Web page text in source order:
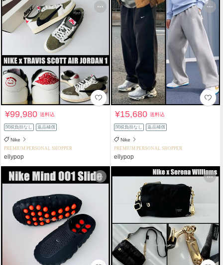
¥99,980送料込
関税負担なし 返品補償
Nike
PREMIUM PERSONAL SHOPPER
ellypop
¥15,680送料込
関税負担なし 返品補償
Nike
PREMIUM PERSONAL SHOPPER
ellypop